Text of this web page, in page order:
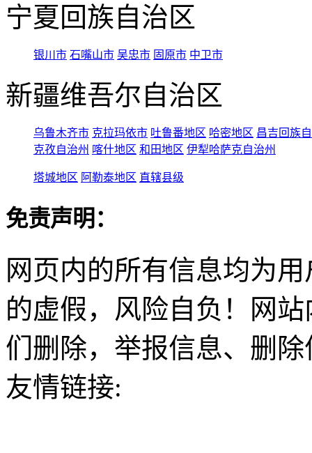
宁夏回族自治区
银川市 石嘴山市 吴忠市 固原市 中卫市
新疆维吾尔自治区
乌鲁木齐市 克拉玛依市 吐鲁番地区 哈密地区 昌吉回族
克孜自治州 喀什地区 和田地区 伊犁哈萨克自治州
塔城地区 阿勒泰地区 直辖县级
免责声明：
网页内的所有信息均为
的虚假，风险自负！网
们删除，举报信息、删
友情链接: